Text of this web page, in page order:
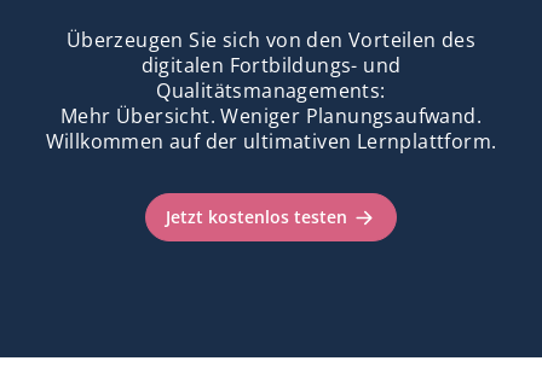
Überzeugen Sie sich von den Vorteilen des
digitalen Fortbildungs- und
Qualitätsmanagements:
Mehr Übersicht. Weniger Planungsaufwand.
Willkommen auf der ultimativen Lernplattform.
Jetzt kostenlos testen